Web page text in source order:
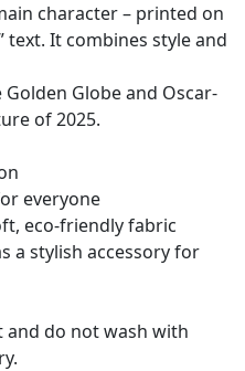
character – printed on
text. It combines style and
Globe and Oscar-
of 2025.
everyone
eco-friendly fabric
a stylish accessory for
and do not wash with